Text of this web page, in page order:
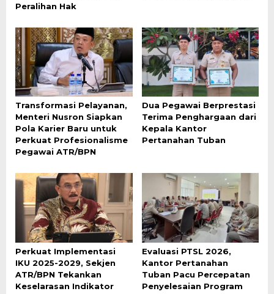
Peralihan Hak
Transformasi Pelayanan,
Menteri Nusron Siapkan
Pola Karier Baru untuk
Perkuat Profesionalisme
Pegawai ATR/BPN
Dua Pegawai Berprestasi
Terima Penghargaan dari
Kepala Kantor
Pertanahan Tuban
Perkuat Implementasi
IKU 2025-2029, Sekjen
ATR/BPN Tekankan
Keselarasan Indikator
Evaluasi PTSL 2026,
Kantor Pertanahan
Tuban Pacu Percepatan
Penyelesaian Program